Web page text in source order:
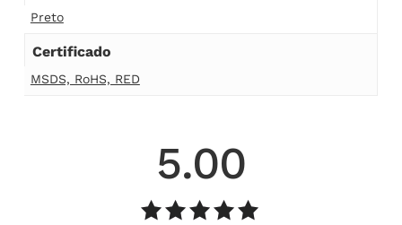
Preto
Certificado
MSDS, RoHS, RED
5.00